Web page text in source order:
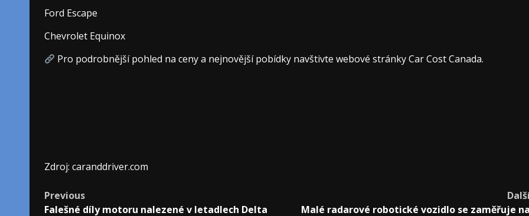
Ford Escape
Chevrolet Equinox
Pro podrobnější pohled na ceny a nejnovější pobídky navštivte webové stránky Car Cost Canada.
Zdroj: caranddriver.com
Post
Previous
Falešné díly motoru nalezené v letadlech Delta
Malé radarové robotické vozidlo se zaměřuje